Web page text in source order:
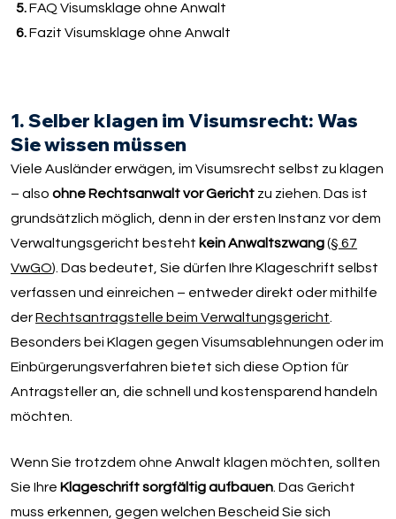
5.FAQ Visumsklage ohne Anwalt
6.Fazit Visumsklage ohne Anwalt
1. Selber klagen im Visumsrecht: Was
Sie wissen müssen
Viele Ausländer erwägen, im Visumsrecht selbst zu klagen
– alsoohne Rechtsanwalt vor Gericht zu ziehen. Das ist
grundsätzlich möglich, denn in der ersten Instanz vor dem
Verwaltungsgericht besteht kein Anwaltszwang(§ 67
VwGO). Das bedeutet, Sie dürfen Ihre Klageschrift selbst
verfassen und einreichen – entweder direkt oder mithilfe
derRechtsantragstelle beim Verwaltungsgericht
Besonders bei Klagen gegen Visumsablehnungen oder im
Einbürgerungsverfahren bietet sich diese Option für
Antragsteller an, die schnell und kostensparend handeln
möchten.
Wenn Sie trotzdem ohne Anwalt klagen möchten, sollten
Sie Ihre Klageschrift sorgfältig aufbauen. Das Gericht
muss erkennen, gegen welchen Bescheid Sie sich